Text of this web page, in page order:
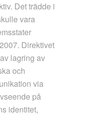
Det trädde i
vara
Direktivet
lagring av
och
via
på
identitet,